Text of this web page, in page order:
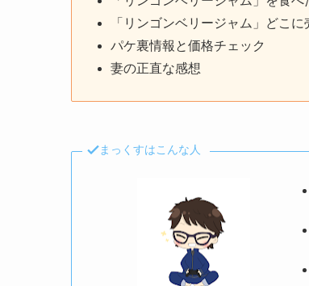
「リンゴンベリージャム」どこに
パケ裏情報と価格チェック
妻の正直な感想
まっくすはこんな人